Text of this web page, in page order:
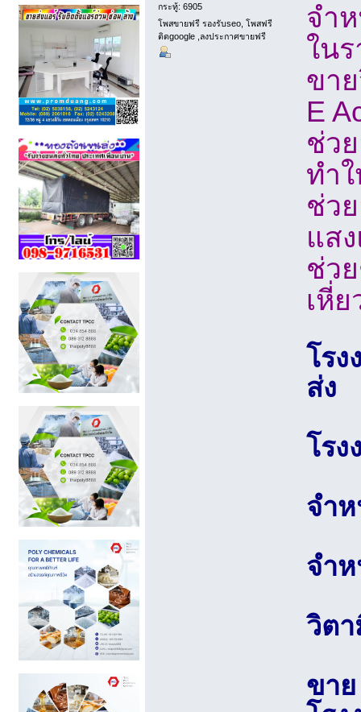
กระทู้: 6905
โพสขายฟรี รองรับseo, โพสฟรี
ติดgoogle ,ลงประกาศขายฟรี
จำ
ใน
ขา
E
ช่ว
ทำ
ช่ว
แส
ช่ว
เหี่
โรง
ส่ง
โรง
จำ
จำ
วิต
ขา